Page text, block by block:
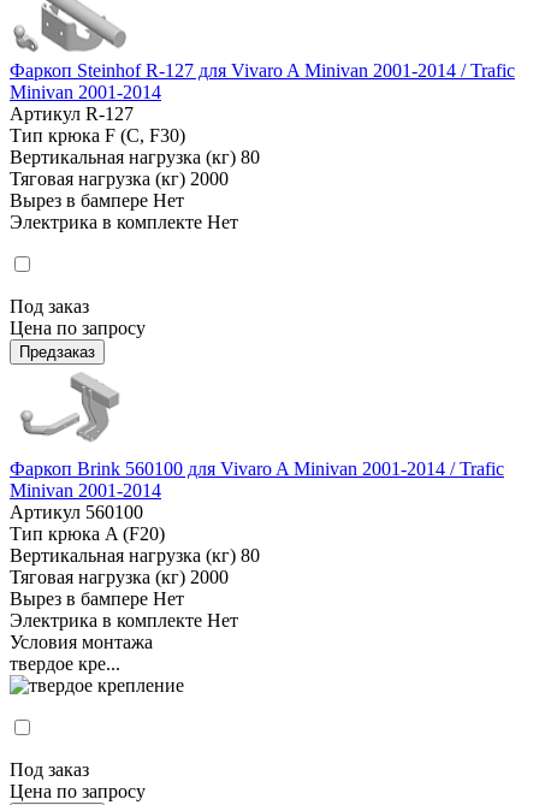
Фаркоп Steinhof R-127 для Vivaro A Minivan 2001-2014 / Trafic
Minivan 2001-2014
Артикул R-127
Тип крюка F (C, F30)
Вертикальная нагрузка (кг) 80
Тяговая нагрузка (кг) 2000
Вырез в бампере Нет
Электрика в комплекте Нет
Под заказ
Цена по запросу
Предзаказ
Фаркоп Brink 560100 для Vivaro A Minivan 2001-2014 / Trafic
Minivan 2001-2014
Артикул 560100
Тип крюка A (F20)
Вертикальная нагрузка (кг) 80
Тяговая нагрузка (кг) 2000
Вырез в бампере Нет
Электрика в комплекте Нет
Условия монтажа
твердое кре...
Под заказ
Цена по запросу